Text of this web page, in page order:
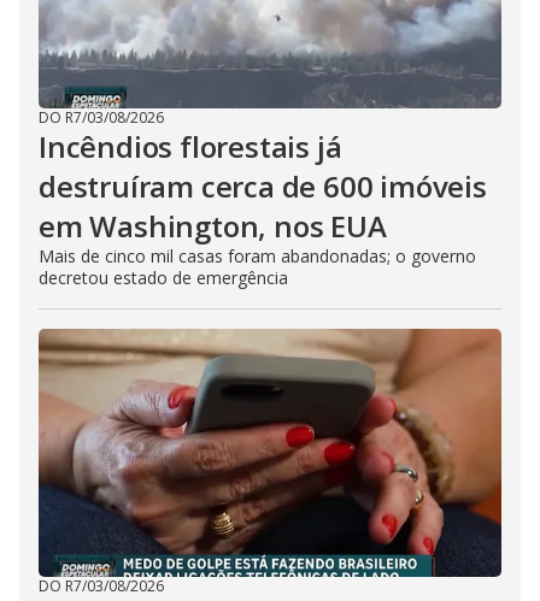
DO R7/03/08/2026
Incêndios florestais já
destruíram cerca de 600 imóveis
em Washington, nos EUA
Mais de cinco mil casas foram abandonadas; o governo
decretou estado de emergência
DO R7/03/08/2026